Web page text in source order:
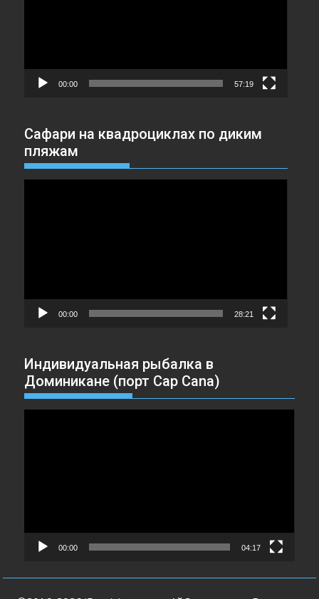
00:00 57:19
Сафари на квадроциклах по диким
пляжам
00:00 28:21
Индивидуальная рыбалка в
Доминикане (порт Cap Cana)
00:00 04:17